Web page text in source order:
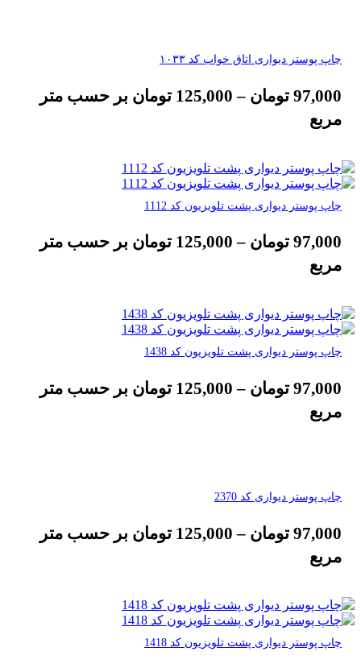
چاپ پوستر دیواری اتاق خواب کد ۱۰۳۳
97,000 تومان –
125,000 تومان بر حسب متر
مربع
چاپ پوستر دیواری پشت تلویزیون کد 1112
97,000 تومان –
125,000 تومان بر حسب متر
مربع
چاپ پوستر دیواری پشت تلویزیون کد 1438
97,000 تومان –
125,000 تومان بر حسب متر
مربع
چاپ پوستر دیواری کد 2370
97,000 تومان –
125,000 تومان بر حسب متر
مربع
چاپ پوستر دیواری پشت تلویزیون کد 1418